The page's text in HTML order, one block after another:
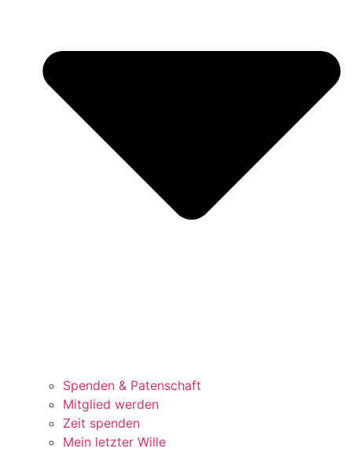
Spenden & Patenschaft
Mitglied werden
Zeit spenden
Mein letzter Wille